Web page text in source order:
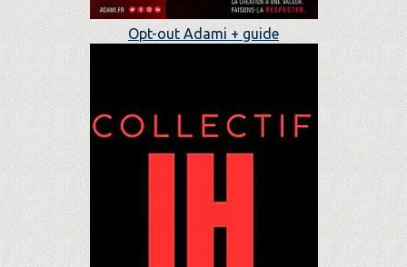
Opt-out Adami + guide